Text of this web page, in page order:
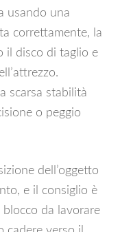
usando una
correttamente, la
il disco di taglio e
scarsa stabilità
o peggio
dell’oggetto
e il consiglio è
da lavorare